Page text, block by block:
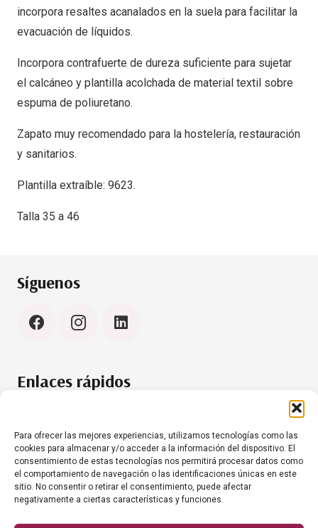
Para ofrecer las mejores experiencias, utilizamos tecnologías como las
cookies para almacenar y/o acceder a la información del dispositivo. El
consentimiento de estas tecnologías nos permitirá procesar datos como
el comportamiento de navegación o las identificaciones únicas en este
sitio. No consentir o retirar el consentimiento, puede afectar
negativamente a ciertas características y funciones.
incorpora resaltes acanalados en la suela para facilitar la
evacuación de líquidos.
Incorpora contrafuerte de dureza suficiente para sujetar
el calcáneo y plantilla acolchada de material textil sobre
espuma de poliuretano.
Zapato muy recomendado para la hostelería, restauración
y sanitarios.
Plantilla extraíble: 9623.
Talla 35 a 46
Síguenos
Enlaces rápidos
Aviso Legal
Contacto